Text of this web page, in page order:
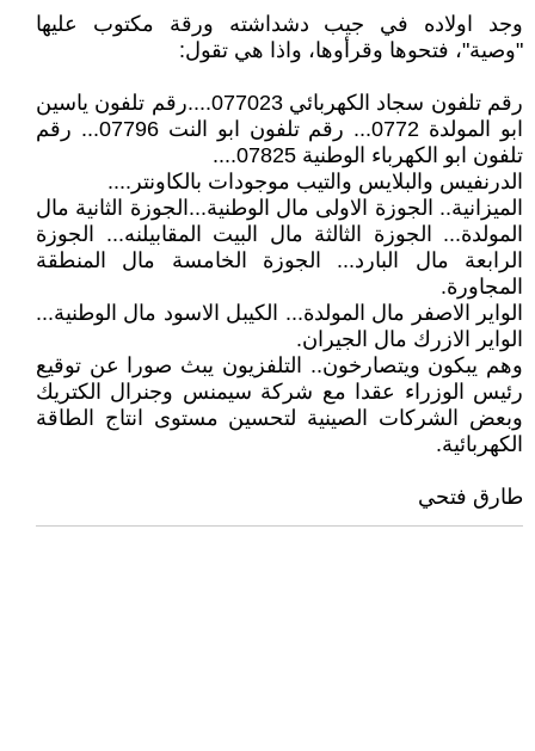
وجد اولاده في جيب دشداشته ورقة مكتوب عليها
"وصية"، فتحوها وقرأوها، واذا هي تقول:
رقم تلفون سجاد الكهربائي 077023....رقم تلفون ياسين
ابو المولدة 0772... رقم تلفون ابو النت 07796... رقم
تلفون ابو الكهرباء الوطنية 07825....
الدرنفيس والبلايس والتيب موجودات بالكاونتر....
الميزانية.. الجوزة الاولى مال الوطنية...الجوزة الثانية مال
المولدة... الجوزة الثالثة مال البيت المقابيلنه... الجوزة
الرابعة مال البارد... الجوزة الخامسة مال المنطقة
المجاورة.
الواير الاصفر مال المولدة... الكيبل الاسود مال الوطنية...
الواير الازرك مال الجيران.
وهم يبكون ويتصارخون.. التلفزيون يبث صورا عن توقيع
رئيس الوزراء عقدا مع شركة سيمنس وجنرال الكتريك
وبعض الشركات الصينية لتحسين مستوى انتاج الطاقة
الكهربائية.
طارق فتحي